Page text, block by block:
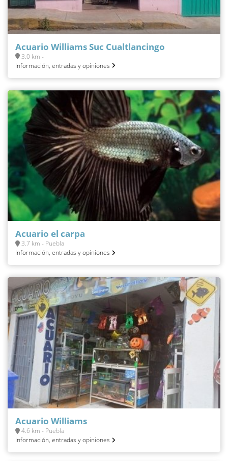
Acuario Williams Suc Cualtlancingo
3.0 km -
Información, entradas y opiniones
Acuario el carpa
3.7 km - Puebla
Información, entradas y opiniones
Acuario Williams
4.6 km - Puebla
Información, entradas y opiniones